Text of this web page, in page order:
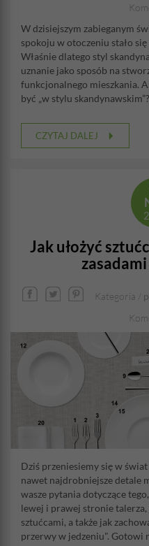
W dzisiejszym zabieganym
spokoju w otoczeniu stało
Właśnie dlatego styl
uznanie jako sposób na
funkcjonalnego mieszkania.
być „w stylu skandynawskim”?
CZYTAJ DALEJ
Jak ułożyć
Kategoria /
Dziś przeniesiemy się w
nawet najdrobniejsze detale
wasze pytania dotyczące
lewej i prawej stronie
sztućcami, a także jak
przerwy w jedzeniu". Gotowi